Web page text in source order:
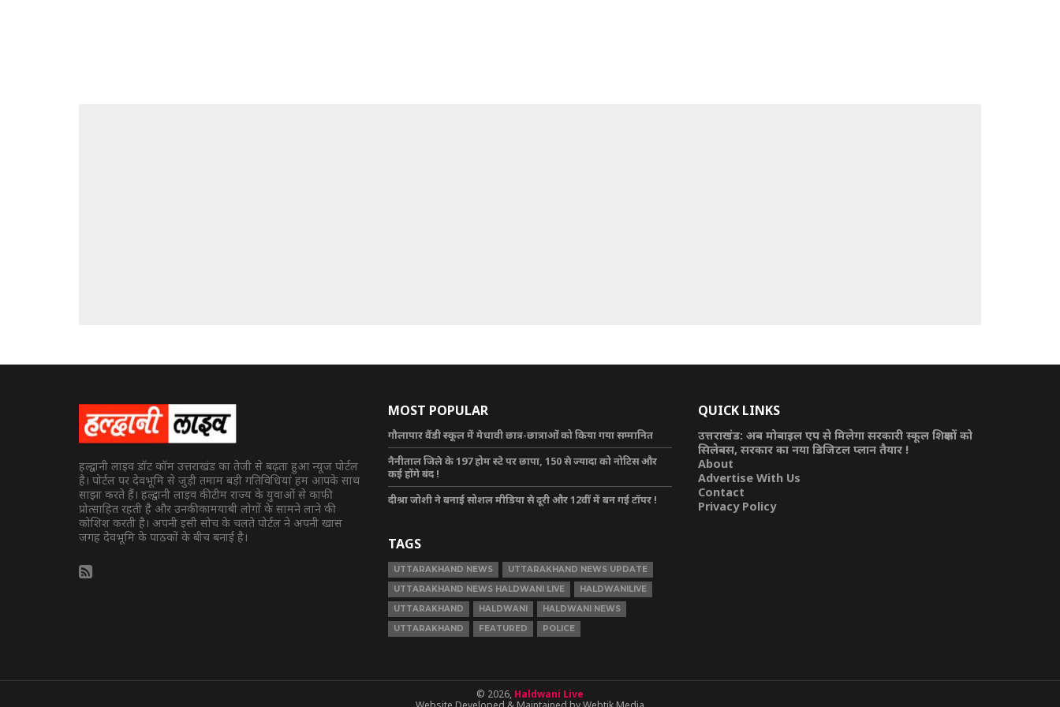
हल्द्वानी लाइव डॉट कॉम उत्तराखंड का तेजी से बढ़ता हुआ न्यूज पोर्टल
है। पोर्टल पर देवभूमि से जुड़ी तमाम बड़ी गतिविधियां हम आपके साथ
साझा करते हैं। हल्द्वानी लाइव की टीम राज्य के युवाओं से काफी
प्रोत्साहित रहती है और उनकी कामयाबी लोगों के सामने लाने की
कोशिश करती है। अपनी इसी सोच के चलते पोर्टल ने अपनी खास
जगह देवभूमि के पाठकों के बीच बनाई है।
MOST POPULAR
गौलापार वैंडी स्कूल में मेधावी छात्र-छात्राओं को किया गया सम्मानित
नैनीताल जिले के 197 होम स्टे पर छापा, 150 से ज्यादा को नोटिस और
कई होंगे बंद !
दीश्रा जोशी ने बनाई सोशल मीडिया से दूरी और 12वीं में बन गई टॉपर !
QUICK LINKS
उत्तराखंड: अब मोबाइल एप से मिलेगा सरकारी स्कूल शिक्षकों को
सिलेबस, सरकार का नया डिजिटल प्लान तैयार !
About
Advertise With Us
Contact
Privacy Policy
TAGS
UTTARAKHAND NEWS
UTTARAKHAND NEWS UPDATE
UTTARAKHAND NEWS HALDWANI LIVE
HALDWANILIVE
UTTARAKHAND
HALDWANI
HALDWANI NEWS
UTTARAKHAND
FEATURED POLICE
© 2026, Haldwani Live